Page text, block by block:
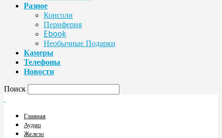
Разное
Консоли
Периферия
Ebook
Необычные Подарки
Камеры
Телефоны
Новости
Поиск
Главная
Аудио
Железо